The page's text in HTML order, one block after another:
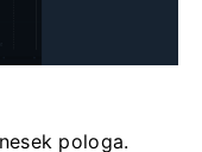
pologa.